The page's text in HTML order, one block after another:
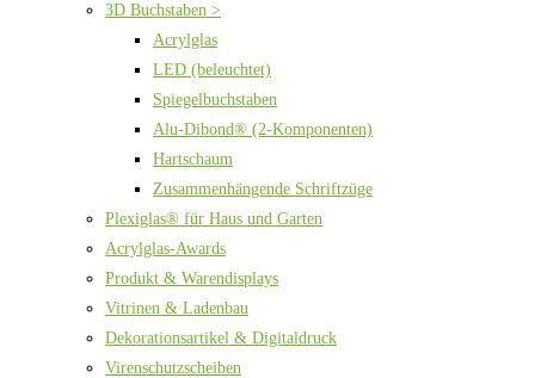
3D Buchstaben >
Acrylglas
LED (beleuchtet)
Spiegelbuchstaben
Alu-Dibond® (2-Komponenten)
Hartschaum
Zusammenhängende Schriftzüge
Plexiglas® für Haus und Garten
Acrylglas-Awards
Produkt & Warendisplays
Vitrinen & Ladenbau
Dekorationsartikel & Digitaldruck
Virenschutzscheiben